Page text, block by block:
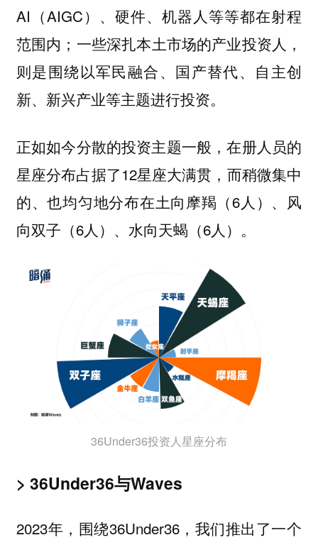
AI（AIGC）、硬件、机器人等等都在射程
范围内；一些深扎本土市场的产业投资人，
则是围绕以军民融合、国产替代、自主创
新、新兴产业等主题进行投资。
正如如今分散的投资主题一般，在册人员的
星座分布占据了12星座大满贯，而稍微集中
的、也均匀地分布在土向摩羯（6人）、风
向双子（6人）、水向天蝎（6人）。
36Under36投资人星座分布
> 36Under36与Waves
2023年，围绕36Under36，我们推出了一个